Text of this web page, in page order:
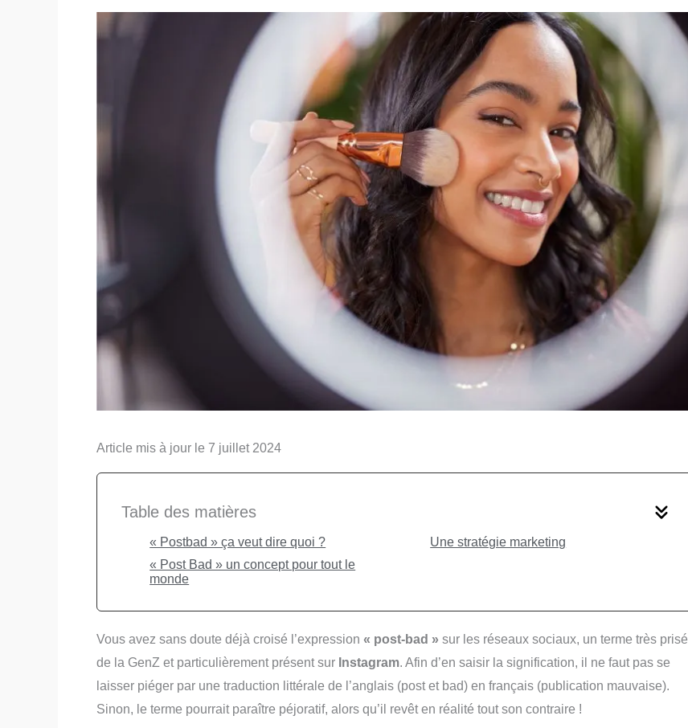
Article mis à jour le 7 juillet 2024
Table des matières
« Postbad » ça veut dire quoi ?
« Post Bad » un concept pour tout le
monde
Une stratégie marketing
Vous avez sans doute déjà croisé l’expression « post-bad » sur les réseaux sociaux, un terme très prisé
de la GenZ et particulièrement présent sur Instagram. Afin d’en saisir la signification, il ne faut pas se
laisser piéger par une traduction littérale de l’anglais (post et bad) en français (publication mauvaise).
Sinon, le terme pourrait paraître péjoratif, alors qu’il revêt en réalité tout son contraire !